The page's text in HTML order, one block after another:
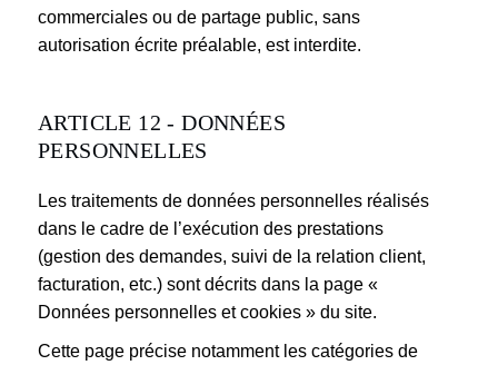
commerciales ou de partage public, sans
autorisation écrite préalable, est interdite.
ARTICLE 12 - DONNÉES
PERSONNELLES
Les traitements de données personnelles réalisés
dans le cadre de l’exécution des prestations
(gestion des demandes, suivi de la relation client,
facturation, etc.) sont décrits dans la page «
Données personnelles et cookies » du site.
Cette page précise notamment les catégories de